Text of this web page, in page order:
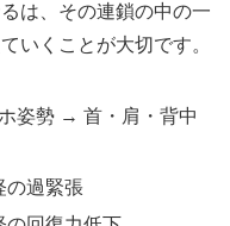
は、その連鎖の中の一
いくことが大切です。
姿勢 → 首・肩・背中
の過緊張